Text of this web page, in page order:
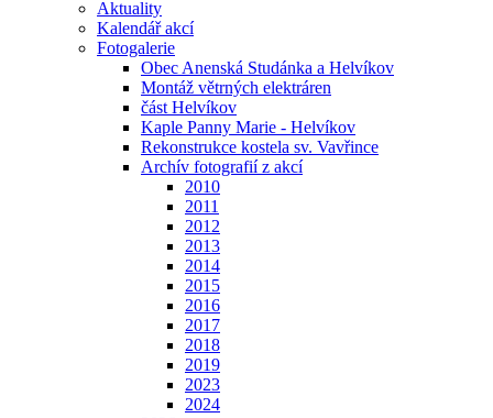
Aktuality
Kalendář akcí
Fotogalerie
Obec Anenská Studánka a Helvíkov
Montáž větrných elektráren
část Helvíkov
Kaple Panny Marie - Helvíkov
Rekonstrukce kostela sv. Vavřince
Archív fotografií z akcí
2010
2011
2012
2013
2014
2015
2016
2017
2018
2019
2023
2024